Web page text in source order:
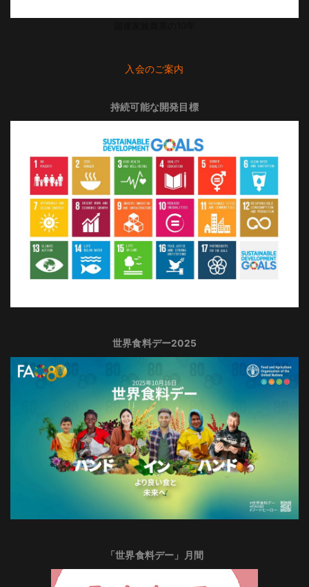
入会のご案内
持続可能な開発目標
世界食料デー2025
「世界食料デー」月間